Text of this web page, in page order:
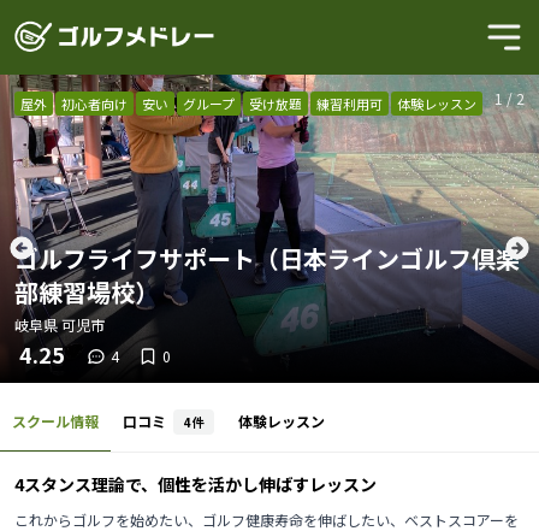
1 /2
屋外 初心者向け 安い グループ 受け放題 練習利用可 体験レッスン
ゴルフライフサポート（日本ラインゴルフ倶楽
部練習場校）
岐阜県可児市
4.25 4 0
スクール情報 口コミ 4件 体験レッスン
4スタンス理論で、個性を活かし伸ばすレッスン
これからゴルフを始めたい、ゴルフ健康寿命を伸ばしたい、ベストスコアーを